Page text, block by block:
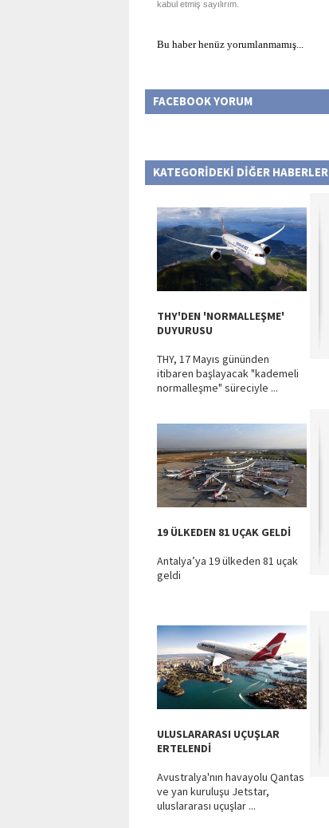
kabul etmiş sayılırım.
Bu haber henüz yorumlanmamış...
FACEBOOK YORUM
KATEGORİDEKİ DİĞER HABERLER
THY'DEN 'NORMALLEŞME'
DUYURUSU
THY, 17 Mayıs gününden
itibaren başlayacak "kademeli
normalleşme" süreciyle ...
19 ÜLKEDEN 81 UÇAK GELDİ
Antalya’ya 19 ülkeden 81 uçak
geldi
ULUSLARARASI UÇUŞLAR
ERTELENDİ
Avustralya'nın havayolu Qantas
ve yan kuruluşu Jetstar,
uluslararası uçuşlar ...